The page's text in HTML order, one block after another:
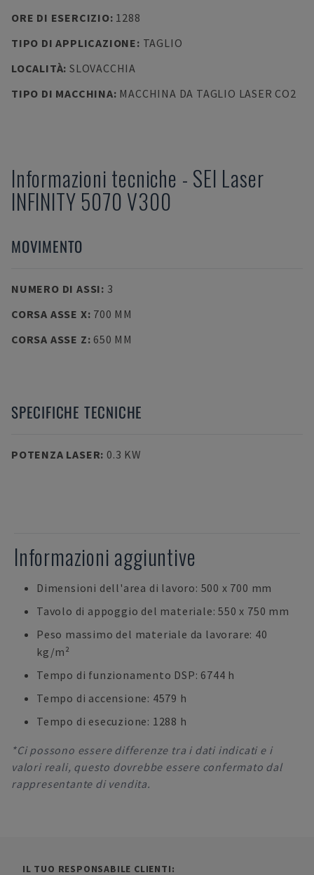
ORE DI ESERCIZIO: 1288
TIPO DI APPLICAZIONE: TAGLIO
LOCALITÀ: SLOVACCHIA
TIPO DI MACCHINA: MACCHINA DA TAGLIO LASER CO2
Informazioni tecniche - SEI Laser
INFINITY 5070 V300
MOVIMENTO
NUMERO DI ASSI: 3
CORSA ASSE X: 700 MM
CORSA ASSE Z: 650 MM
SPECIFICHE TECNICHE
POTENZA LASER: 0.3 KW
Informazioni aggiuntive
Dimensioni dell'area di lavoro: 500 x 700 mm
Tavolo di appoggio del materiale: 550 x 750 mm
Peso massimo del materiale da lavorare: 40
kg/m²
Tempo di funzionamento DSP: 6744 h
Tempo di accensione: 4579 h
Tempo di esecuzione: 1288 h
*Ci possono essere differenze tra i dati indicati e i
valori reali, questo dovrebbe essere confermato dal
rappresentante di vendita.
IL TUO RESPONSABILE CLIENTI: